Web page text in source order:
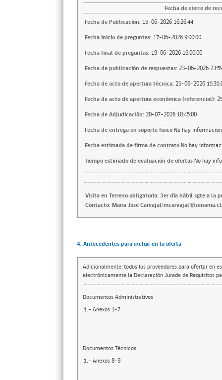
Fecha de cierre de
Fecha de Publicación: 15-06-2026 16:26:44
Fecha inicio de preguntas: 17-06-2026 9:00:00
Fecha final de preguntas: 19-06-2026 16:00:00
Fecha de publicación de respuestas: 23-06-2026
Fecha de acto de apertura técnica: 25-06-2026
Fecha de acto de apertura económica (referencial):
Fecha de Adjudicación: 20-07-2026 18:45:00
Fecha de entrega en soporte fisicoNo hay información
Fecha estimada de firma de contratoNo hay
Tiempo estimado de evaluación de ofertasNo hay
Visita en Terreno obligatoria: 3er día hábil sgte a la
Contacto: Maria Jose Carvajal/
4. Antecedentes para incluir en la oferta
Adicionalmente, todos los proveedores para ofertar en
electrónicamente la Declaración Jurada de Requisitos
Documentos Administrativos
1.- Anexos 1-7
Documentos Técnicos
1.- Anexos 8-9